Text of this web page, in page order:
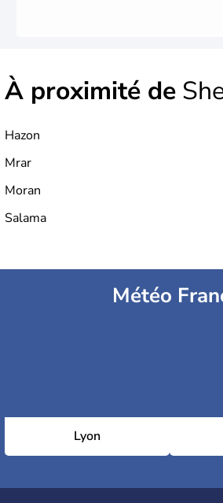
À proximité de
Hazon
Mrar
Moran
Salama
Météo
Lyon